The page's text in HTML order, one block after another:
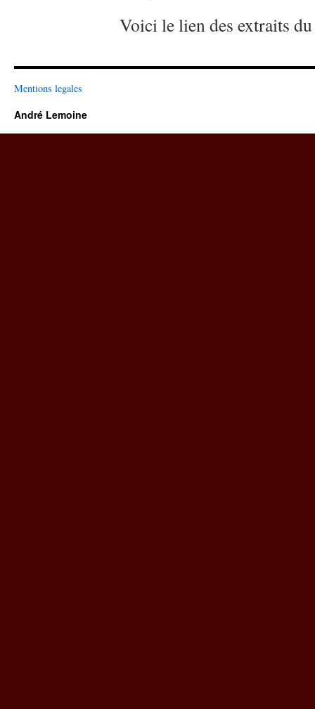
Voici le lien des extraits
Mentions legales
André Lemoine